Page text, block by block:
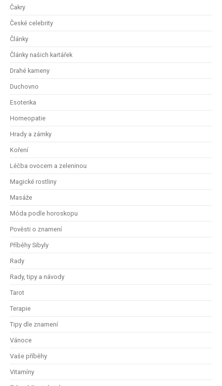
Čakry
České celebrity
Články
Články našich kartářek
Drahé kameny
Duchovno
Esoterika
Homeopatie
Hrady a zámky
Koření
Léčba ovocem a zeleninou
Magické rostliny
Masáže
Móda podle horoskopu
Pověsti o znamení
Příběhy Sibyly
Rady
Rady, tipy a návody
Tarot
Terapie
Tipy dle znamení
Vánoce
Vaše příběhy
Vitamíny